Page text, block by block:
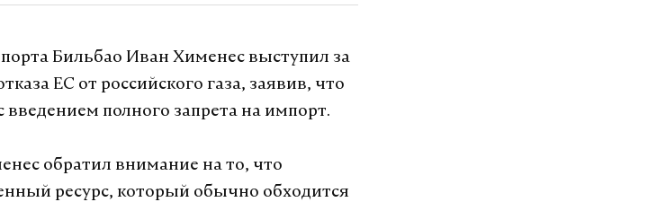
Бильбао Иван Хименес выступил за
ЕС от российского газа, заявив, что
введением полного запрета на импорт.
обратил внимание на то, что
ресурс, который обычно обходится